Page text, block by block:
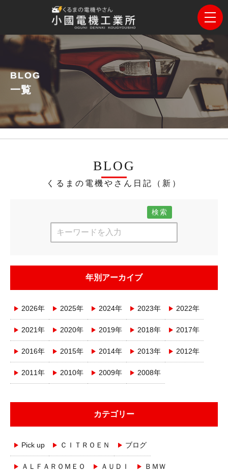
BLOG
一覧
BLOG
くるまの電機やさん日記（新）
検索
年別アーカイブ
2026年 2025年 2024年 2023年 2022年
2021年 2020年 2019年 2018年 2017年
2016年 2015年 2014年 2013年 2012年
2011年 2010年 2009年 2008年
カテゴリー
Pick up ＣＩＴＲＯＥＮ ブログ
ＡＬＦＡＲＯＭＥＯ ＡＵＤＩ ＢＭＷ